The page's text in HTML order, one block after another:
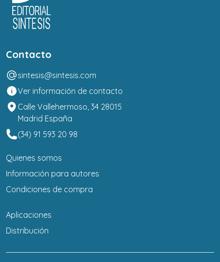
Contacto
sintesis@sintesis.com
Ver información de contacto
Calle Vallehermoso, 34 28015
Madrid España
(34) 91 593 20 98
Quienes somos
Información para autores
Condiciones de compra
Aplicaciones
Distribución